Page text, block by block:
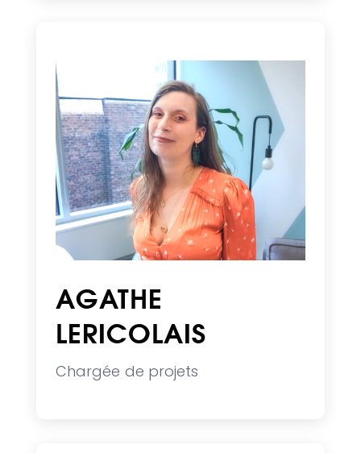
AGATHE
LERICOLAIS
Chargée de projets